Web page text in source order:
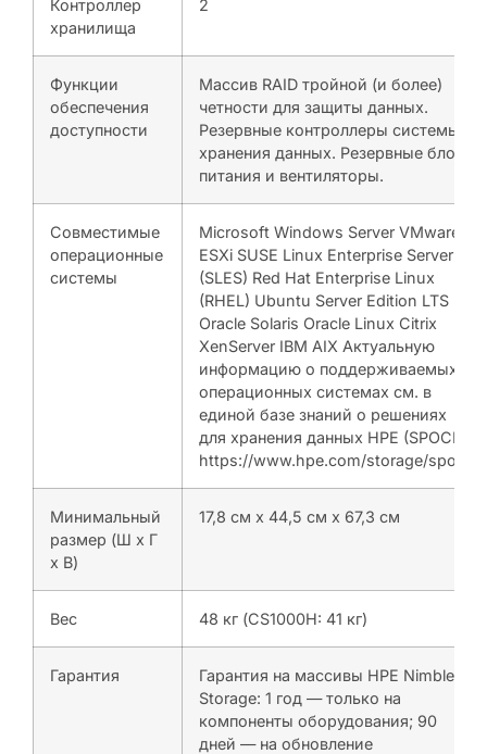
Контроллер
хранилища
2
Функции
обеспечения
доступности
Массив RAID тройной (и более)
четности для защиты данных.
Резервные контроллеры системы
хранения данных. Резервные блоки
питания и вентиляторы.
Совместимые
операционные
системы
Microsoft Windows Server VMware
ESXi SUSE Linux Enterprise Server
(SLES) Red Hat Enterprise Linux
(RHEL) Ubuntu Server Edition LTS
Oracle Solaris Oracle Linux Citrix
XenServer IBM AIX Актуальную
информацию о поддерживаемых
операционных системах см. в
единой базе знаний о решениях
для хранения данных HPE (SPOCK):
https://www.hpe.com/storage/spock
Минимальный
размер (Ш x Г
x В)
17,8 см x 44,5 см x 67,3 см
Вес 48 кг (CS1000H: 41 кг)
Гарантия
Гарантия на массивы HPE Nimble
Storage: 1 год — только на
компоненты оборудования; 90
дней — на обновление